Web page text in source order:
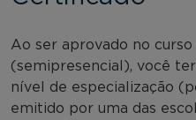
Ao ser aprovado no
(semipresencial), você
nível de especialização
emitido por uma das